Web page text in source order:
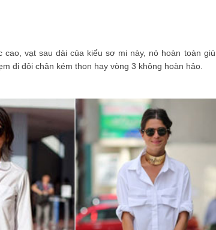
vạt sau dài của kiểu sơ mi này, nó hoàn toàn
đi đôi chân kém thon hay vòng 3 không hoàn hảo.